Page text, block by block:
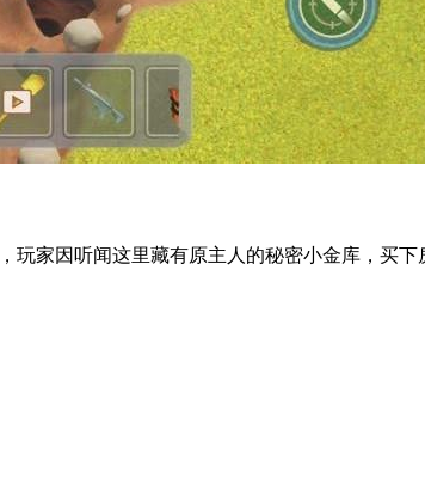
家因听闻这里藏有原主人的秘密小金库，买下